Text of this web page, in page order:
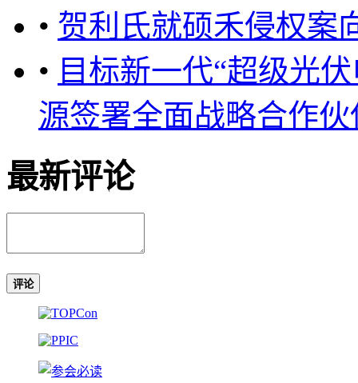
• 贺利氏就硕禾侵权案
• 目标新一代“超级光
源签署全面战略合作伙
最新评论
评论